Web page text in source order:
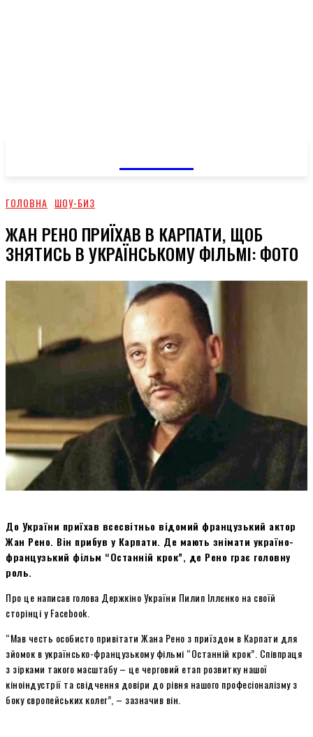
ГОЛОВНА ШОУ-БИЗ
ЖАН РЕНО ПРИЇХАВ В КАРПАТИ, ЩОБ
ЗНЯТИСЬ В УКРАЇНСЬКОМУ ФІЛЬМІ: ФОТО
До України приїхав всесвітньо відомий французький актор
Жан Рено. Він прибув у Карпати. Де мають знімати україно-
французький фільм “Останній крок”, де Рено грає головну
роль.
Про це написав голова Держкіно України Пилип Іллєнко на своїй
сторінці у Facebook.
“Мав честь особисто привітати Жана Рено з приїздом в Карпати для
зйомок в українсько-французькому фільмі “Останній крок”. Співпраця
з зірками такого масштабу – це черговий етап розвитку нашої
кіноіндустрії та свідчення довіри до рівня нашого професіоналізму з
боку європейських колег”, – зазначив він.